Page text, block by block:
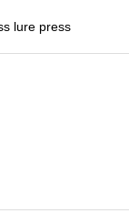
lure press